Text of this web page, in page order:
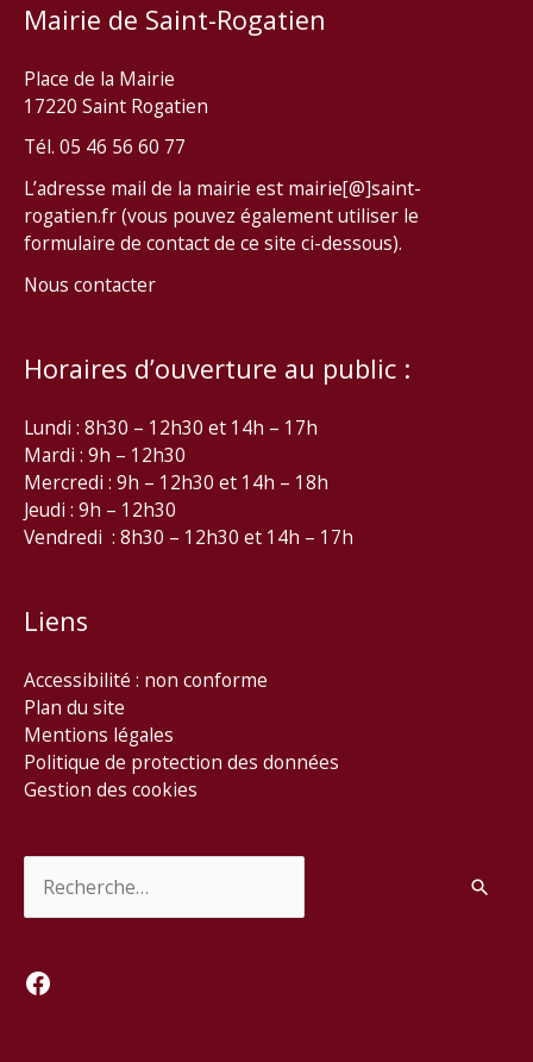
Mairie de Saint-Rogatien
Place de la Mairie
17220 Saint Rogatien
Tél. 05 46 56 60 77
L’adresse mail de la mairie est mairie[@]saint-
rogatien.fr (vous pouvez également utiliser le
formulaire de contact de ce site ci-dessous).
Nous contacter
Horaires d’ouverture au public :
Lundi : 8h30 – 12h30 et 14h – 17h
Mardi : 9h – 12h30
Mercredi : 9h – 12h30 et 14h – 18h
Jeudi : 9h – 12h30
Vendredi : 8h30 – 12h30 et 14h – 17h
Liens
Accessibilité : non conforme
Plan du site
Mentions légales
Politique de protection des données
Gestion des cookies
Facebook